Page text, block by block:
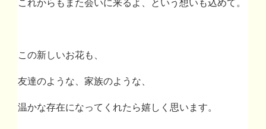
これからもまた会いに来るよ、という想いも込めて。
この新しいお花も、
友達のような、家族のような、
温かな存在になってくれたら嬉しく思います。